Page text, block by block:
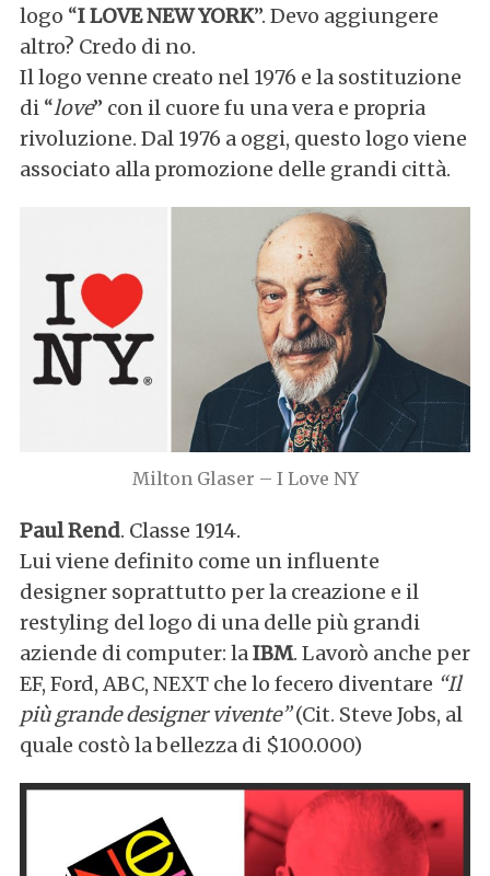
logo “I LOVE NEW YORK”. Devo aggiungere
altro? Credo di no.
Il logo venne creato nel 1976 e la sostituzione
di “love” con il cuore fu una vera e propria
rivoluzione. Dal 1976 a oggi, questo logo viene
associato alla promozione delle grandi città.
Milton Glaser – I Love NY
Paul Rend. Classe 1914.
Lui viene definito come un influente
designer soprattutto per la creazione e il
restyling del logo di una delle più grandi
aziende di computer: laIBM. Lavorò anche per
EF, Ford, ABC, NEXT che lo fecero diventare “Il
più grande designer vivente”(Cit. Steve Jobs, al
quale costò la bellezza di $100.000)